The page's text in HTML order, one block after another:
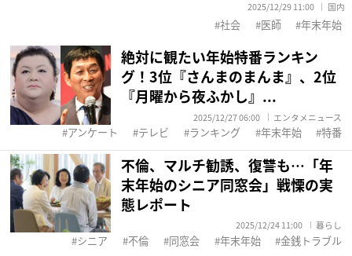
2025/12/29 11:00 国内
社会 医師 年末年始
絶対に観たい年始特番ランキン
グ！3位『さんまのまんま』、2位
『月曜から夜ふかし』...
2025/12/27 06:00 エンタメニュース
アンケート テレビ ランキング 年末年始 特番
不倫、マルチ勧誘、復讐も…「年
末年始のシニア同窓会」戦慄の実
態レポート
2025/12/24 11:00 暮らし
シニア 不倫 同窓会 年末年始 金銭トラブル